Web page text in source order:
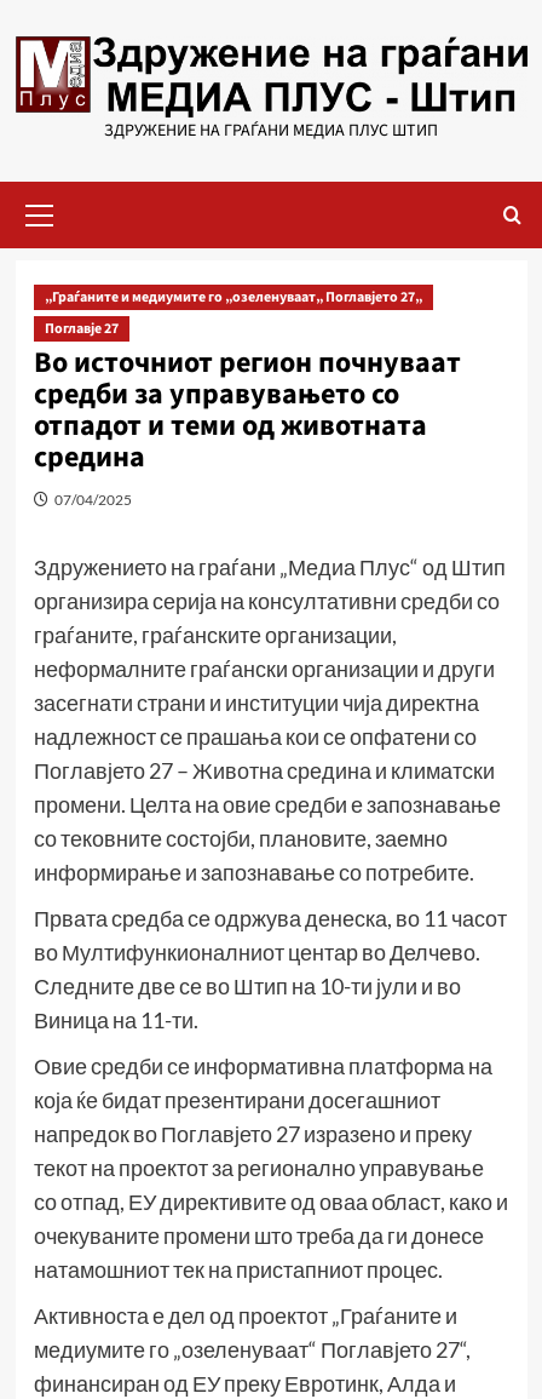
to
content
ЗДРУЖЕНИЕ НА ГРАЃАНИ МЕДИА ПЛУС ШТИП
Menu
„Граѓаните и медиумите го „озеленуваат„ Поглавјето 27„
Поглавје 27
Во источниот регион почнуваат
средби за управувањето со
отпадот и теми од животната
средина
07/04/2025
Здружението на граѓани „Медиа Плус“ од Штип
организира серија на консултативни средби со
граѓаните, граѓанските организации,
неформалните граѓански организации и други
засегнати страни и институции чија директна
надлежност се прашања кои се опфатени со
Поглавјето 27 – Животна средина и климатски
промени. Целта на овие средби е запознавање
со тековните состојби, плановите, заемно
информирање и запознавање со потребите.
Првата средба се одржува денеска, во 11 часот
во Мултифункионалниот центар во Делчево.
Следните две се во Штип на 10-ти јули и во
Виница на 11-ти.
Овие средби се информативна платформа на
која ќе бидат презентирани досегашниот
напредок во Поглавјето 27 изразено и преку
текот на проектот за регионално управување
со отпад, ЕУ директивите од оваа област, како и
очекуваните промени што треба да ги донесе
натамошниот тек на пристапниот процес.
Активноста е дел од проектот „Граѓаните и
медиумите го „озеленуваат“ Поглавјето 27“,
финансиран од ЕУ преку Евротинк, Алда и